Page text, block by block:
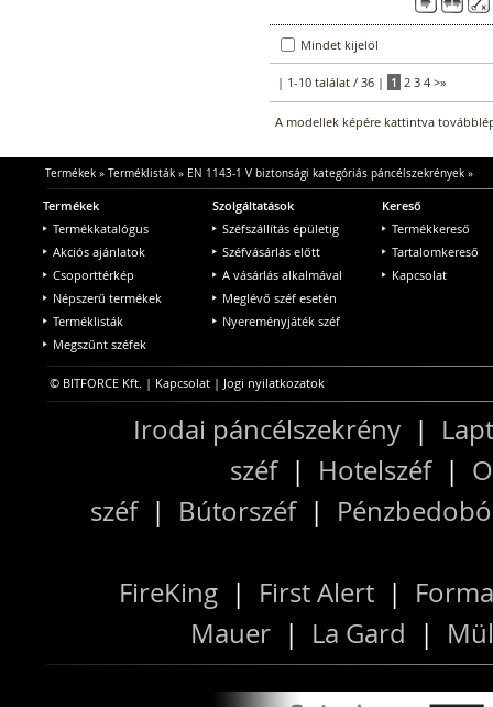
Mindet kijelöl
| 1-10 találat / 36 | 1 2 3 4 >»
A modellek képére kattintva
Termékek» Terméklisták» EN 1143-1 V biztonsági kategóriás páncélszekrények»
Termékek
Termékkatalógus
Akciós ajánlatok
Csoporttérkép
Népszerű termékek
Terméklisták
Megszűnt széfek
Szolgáltatások
Széfszállítás épületig
Széfvásárlás előtt
A vásárlás alkalmával
Meglévő széf esetén
Nyereményjáték széf
Kereső
Termékkereső
Tartalomkereső
Kapcsolat
© BITFORCE Kft. | Kapcsolat | Jogi nyilatkozatok
Irodai páncélszekrény |
széf| Hotelszéf|
széf| Bútorszéf|
FireKing | First Alert |
Mauer | La Gard |